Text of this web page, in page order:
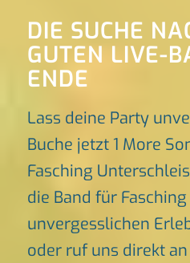
DIE SUCHE
GUTEN LIVE-
ENDE
Lass deine Party
Buche jetzt 1 More
Fasching
die Band für
unvergesslichen
oder ruf uns direkt